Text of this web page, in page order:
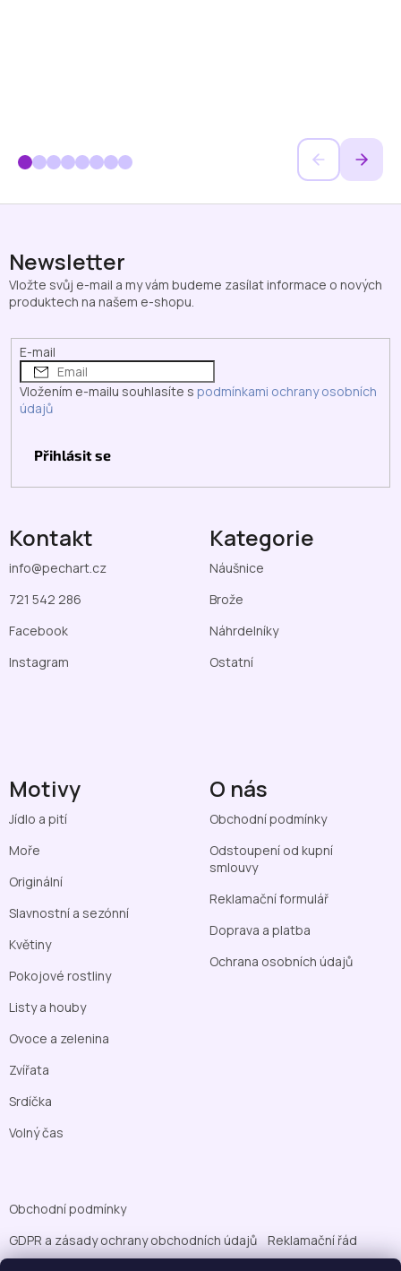
Kontakt
info@pechart.cz
721 542 286
Facebook
Instagram
Kategorie
Náušnice
Brože
Náhrdelníky
Ostatní
Motivy
Jídlo a pití
Moře
Originální
Slavnostní a sezónní
Květiny
Pokojové rostliny
Listy a houby
Ovoce a zelenina
Zvířata
Srdíčka
Volný čas
O nás
Obchodní podmínky
Odstoupení od kupní
smlouvy
Reklamační formulář
Doprava a platba
Ochrana osobních údajů
Newsletter
Vložte svůj e-mail a my vám budeme zasílat informace o nových
produktech na našem e-shopu.
E-mail
Vložením e-mailu souhlasíte s podmínkami ochrany osobních
údajů
Přihlásit se
Obchodní podmínky
GDPR a zásady ochrany obchodních údajů
Reklamační řád